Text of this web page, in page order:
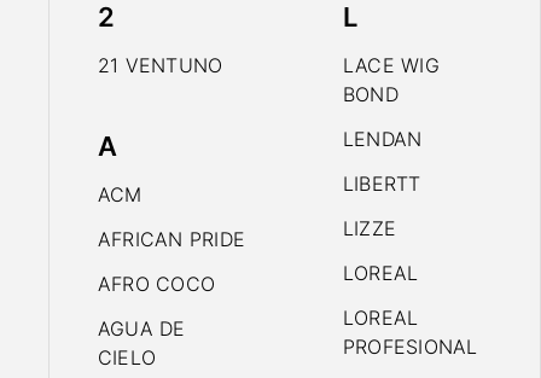
2
21 VENTUNO
A
ACM
AFRICAN PRIDE
AFRO COCO
AGUA DE
CIELO
L
LACE WIG
BOND
LENDAN
LIBERTT
LIZZE
LOREAL
LOREAL
PROFESIONAL